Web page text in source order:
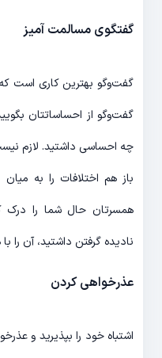
گفتگوی مسالمت آمیز
گفت‌وگو بهترین کاری است
گفت‌و‌گو از احساساتتان
چه احساسی داشتید. لازم نیست
باز هم اختلافات را به
همسرتان حال شما را درک
نادیده گرفتن داشتید، آن را
عذرخواهی کردن
اشتباه خود را بپذیرید و